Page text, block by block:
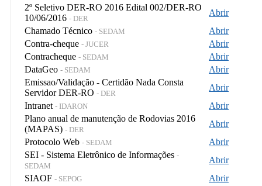
2º Seletivo DER-RO 2016 Edital 002/DER-RO
10/06/2016 - DER
Abrir
Chamado Técnico - SEDAM
Abrir
Contra-cheque - JUCER
Abrir
Contracheque - SEDAM
Abrir
DataGeo - SEDAM
Abrir
Emissao/Validação - Certidão Nada Consta
Servidor DER-RO - DER
Abrir
Intranet - IDARON
Abrir
Plano anual de manutenção de Rodovias 2016
(MAPAS) - DER
Abrir
Protocolo Web - SEDAM
Abrir
SEI - Sistema Eletrônico de Informações -
SEDAM
Abrir
SIAOF - SEPOG
Abrir